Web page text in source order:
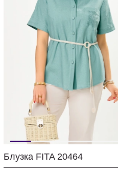
Блузка FITA 20464